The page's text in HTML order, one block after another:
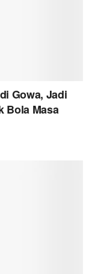
Gowa, Jadi
Bola Masa